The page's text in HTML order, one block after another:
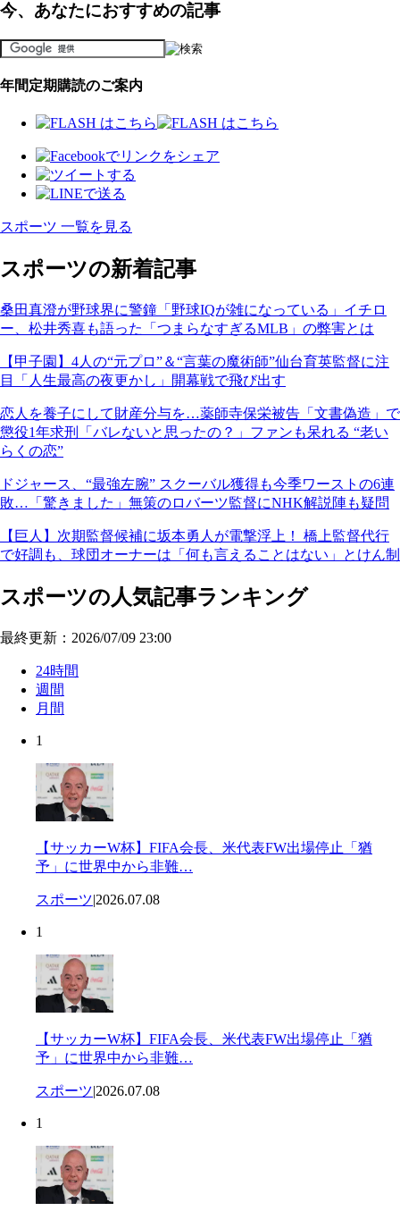
今、あなたにおすすめの記事
年間定期購読のご案内
スポーツ 一覧を見る
スポーツの新着記事
桑田真澄が野球界に警鐘「野球IQが雑になっている」イチロ
ー、松井秀喜も語った「つまらなすぎるMLB」の弊害とは
【甲子園】4人の“元プロ”＆“言葉の魔術師”仙台育英監督に注
目「人生最高の夜更かし」開幕戦で飛び出す
恋人を養子にして財産分与を…薬師寺保栄被告「文書偽造」で
懲役1年求刑「バレないと思ったの？」ファンも呆れる “老い
らくの恋”
ドジャース、“最強左腕” スクーバル獲得も今季ワーストの6連
敗…「驚きました」無策のロバーツ監督にNHK解説陣も疑問
【巨人】次期監督候補に坂本勇人が電撃浮上！ 橋上監督代行
で好調も、球団オーナーは「何も言えることはない」とけん制
スポーツの人気記事ランキング
最終更新：2026/07/09 23:00
24時間
週間
月間
1
【サッカーW杯】FIFA会長、米代表FW出場停止「猶
予」に世界中から非難…
スポーツ|2026.07.08
1
【サッカーW杯】FIFA会長、米代表FW出場停止「猶
予」に世界中から非難…
スポーツ|2026.07.08
1